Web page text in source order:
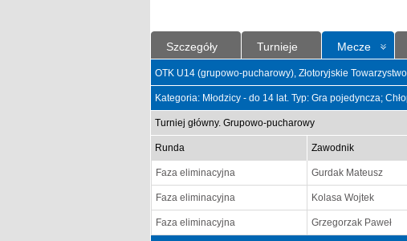
Szczegóły Turnieje Mecze
OTK U14 (grupowo-pucharowy), Złotoryjskie
Kategoria: Młodzicy - do 14 lat. Typ: Gra pojedyncza;
Turniej główny. Grupowo-pucharowy
Runda Zawodnik
Faza eliminacyjna Gurdak Mateusz
Faza eliminacyjna Kolasa Wojtek
Faza eliminacyjna Grzegorzak Paweł